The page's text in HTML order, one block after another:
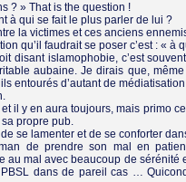
? » That is the question !
à qui se fait le plus parler de lui ?
la victimes et ces anciens
qu’il faudrait se poser c’est : « à
disant islamophobie, c’est
aubaine. Je dirais que,
entourés d’autant de
il y en aura toujours, mais primo
sa propre pub.
se lamenter et de se conforter
de prendre son mal en
au mal avec beaucoup de sérénité
dans de pareil cas …